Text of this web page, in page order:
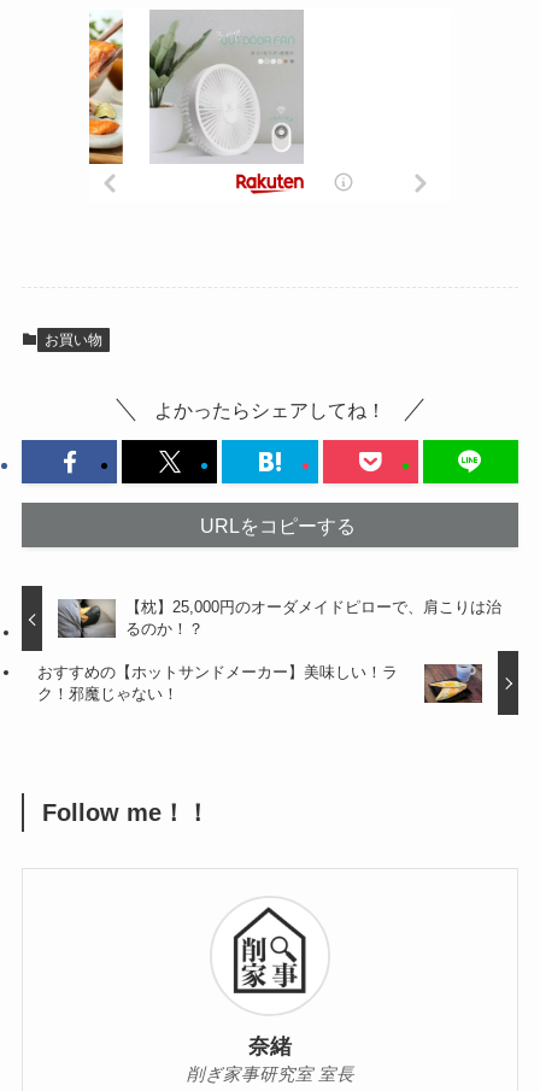
お買い物
よかったらシェアしてね！
URLをコピーする
【枕】25,000円のオーダメイドピローで、肩こりは治
るのか！？
おすすめの【ホットサンドメーカー】美味しい！ラ
ク！邪魔じゃない！
Follow me！！
奈緒
削ぎ家事研究室 室長